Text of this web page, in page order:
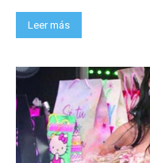
Leer más